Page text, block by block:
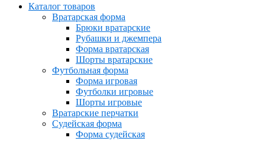
Каталог товаров
Вратарская форма
Брюки вратарские
Рубашки и джемпера
Форма вратарская
Шорты вратарские
Футбольная форма
Форма игровая
Футболки игровые
Шорты игровые
Вратарские перчатки
Судейская форма
Форма судейская